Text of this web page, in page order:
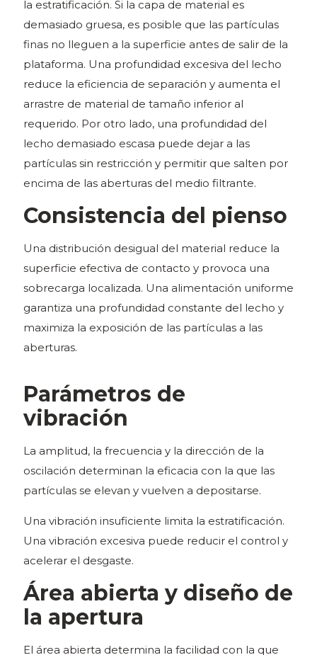
la estratificación. Si la capa de material es
demasiado gruesa, es posible que las partículas
finas no lleguen a la superficie antes de salir de la
plataforma. Una profundidad excesiva del lecho
reduce la eficiencia de separación y aumenta el
arrastre de material de tamaño inferior al
requerido. Por otro lado, una profundidad del
lecho demasiado escasa puede dejar a las
partículas sin restricción y permitir que salten por
encima de las aberturas del medio filtrante.
Consistencia del pienso
Una distribución desigual del material reduce la
superficie efectiva de contacto y provoca una
sobrecarga localizada. Una alimentación uniforme
garantiza una profundidad constante del lecho y
maximiza la exposición de las partículas a las
aberturas.
Parámetros de
vibración
La amplitud, la frecuencia y la dirección de la
oscilación determinan la eficacia con la que las
partículas se elevan y vuelven a depositarse.
Una vibración insuficiente limita la estratificación.
Una vibración excesiva puede reducir el control y
acelerar el desgaste.
Área abierta y diseño de
la apertura
El área abierta determina la facilidad con la que